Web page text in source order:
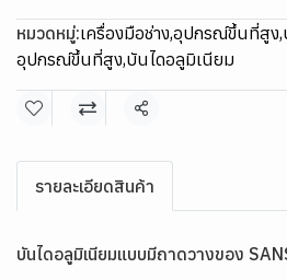
หมวดหมู่:เครื่องมือช่าง,อุปกรณ์ขึ้นที่สูง,
อุปกรณ์ขึ้นที่สูง,บันไดอลูมิเนียม
แชร์
รายละเอียดสินค้า
บันไดอลูมิเนียมแบบมีถาดวางของ